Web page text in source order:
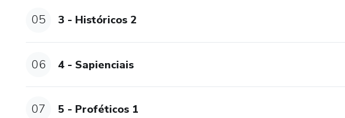
05 3 - Históricos 2
06 4 - Sapienciais
07 5 - Proféticos 1